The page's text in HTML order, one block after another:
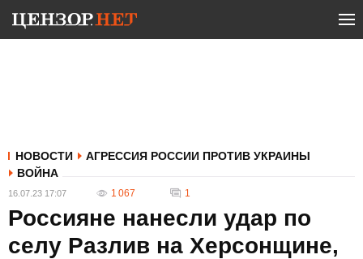
НОВОСТИ
АГРЕССИЯ РОССИИ ПРОТИВ УКРАИНЫ
ВОЙНА
16.07.23 17:07 1 067 1
Россияне нанесли удар по
селу Разлив на Херсонщине,